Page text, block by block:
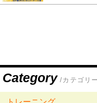
Category /カテゴリー